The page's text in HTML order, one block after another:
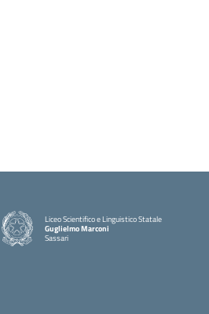
Liceo Scientifico e Linguistico Statale
Guglielmo Marconi
Sassari